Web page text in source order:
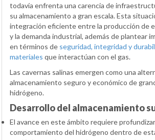
todavía enfrenta una carencia de
su almacenamiento a gran escala. Esta
integración eficiente entre la producción de
y la demanda industrial, además de plantear
en términos de seguridad, integridad y
materiales que interactúan con el gas.
Las cavernas salinas emergen como una
almacenamiento seguro y económico de
hidrógeno.
Desarrollo del almacenamiento
El avance en este ámbito requiere
comportamiento del hidrógeno dentro de